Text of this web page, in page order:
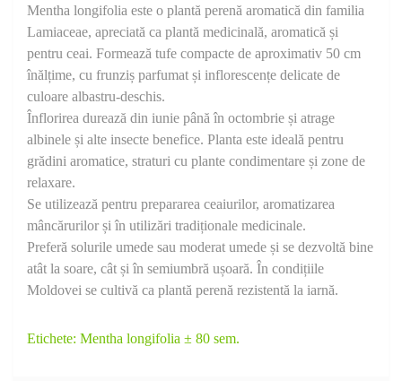
Mentha longifolia este o plantă perenă aromatică din familia
Lamiaceae, apreciată ca plantă medicinală, aromatică și
pentru ceai. Formează tufe compacte de aproximativ 50 cm
înălțime, cu frunziș parfumat și inflorescențe delicate de
culoare albastru-deschis.
Înflorirea durează din iunie până în octombrie și atrage
albinele și alte insecte benefice. Planta este ideală pentru
grădini aromatice, straturi cu plante condimentare și zone de
relaxare.
Se utilizează pentru prepararea ceaiurilor, aromatizarea
mâncărurilor și în utilizări tradiționale medicinale.
Preferă solurile umede sau moderat umede și se dezvoltă bine
atât la soare, cât și în semiumbră ușoară. În condițiile
Moldovei se cultivă ca plantă perenă rezistentă la iarnă.
Etichete: Mentha longifolia ± 80 sem.